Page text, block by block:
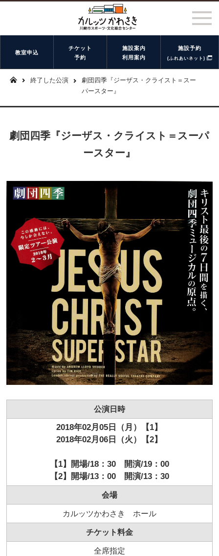
教室申込
チケット
予約
施設案内
利用案内
施設予約
(ふれあいネット)
終了した公演
劇団四季『ジーザス・クライスト＝スー
パースター』
劇団四季『ジーザス・クライスト＝スーパ
ースター』
公演日時
2018年02月05日（月）【1】
2018年02月06日（火）【2】
【1】開場/18：30 開演/19：00
【2】開場/13：00 開演/13：30
会場
カルッツかわさき ホール
チケット料金
全席指定